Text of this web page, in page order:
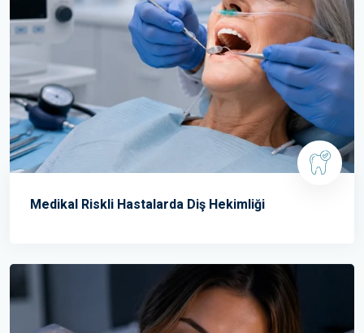
Medikal Riskli Hastalarda Diş Hekimliği